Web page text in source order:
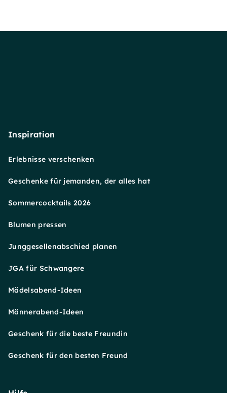
Inspiration
Erlebnisse verschenken
Geschenke für jemanden, der alles hat
Sommercocktails 2026
Blumen pressen
Junggesellenabschied planen
JGA für Schwangere
Mädelsabend-Ideen
Männerabend-Ideen
Geschenk für die beste Freundin
Geschenk für den besten Freund